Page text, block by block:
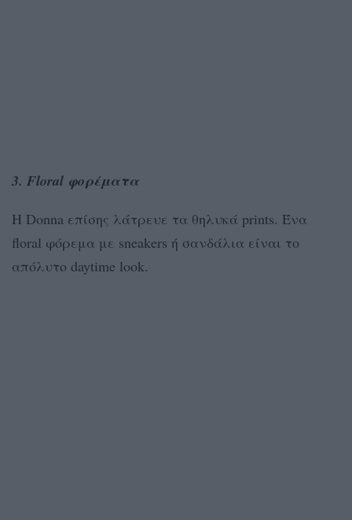
3. Floral φορέματα
Η Donna επίσης λάτρευε τα θηλυκά prints. Ένα
floral φόρεμα με sneakers ή σανδάλια είναι το
απόλυτο daytime look.